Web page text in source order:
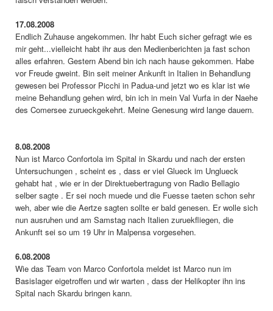
17.08.2008
Endlich Zuhause angekommen. Ihr habt Euch sicher gefragt wie es
mir geht...vielleicht habt ihr aus den Medienberichten ja fast schon
alles erfahren. Gestern Abend bin ich nach hause gekommen. Habe
vor Freude gweint. Bin seit meiner Ankunft in Italien in Behandlung
gewesen bei Professor Picchi in Padua-und jetzt wo es klar ist wie
meine Behandlung gehen wird, bin ich in mein Val Vurfa in der Naehe
des Comersee zurueckgekehrt. Meine Genesung wird lange dauern.
8.08.2008
Nun ist Marco Confortola im Spital in Skardu und nach der ersten
Untersuchungen , scheint es , dass er viel Glueck im Unglueck
gehabt hat , wie er in der Direktuebertragung von Radio Bellagio
selber sagte . Er sei noch muede und die Fuesse taeten schon sehr
weh, aber wie die Aertze sagten sollte er bald genesen. Er wolle sich
nun ausruhen und am Samstag nach Italien zuruekfliegen, die
Ankunft sei so um 19 Uhr in Malpensa vorgesehen.
6.08.2008
Wie das Team von Marco Confortola meldet ist Marco nun im
Basislager eigetroffen und wir warten , dass der Helikopter ihn ins
Spital nach Skardu bringen kann.